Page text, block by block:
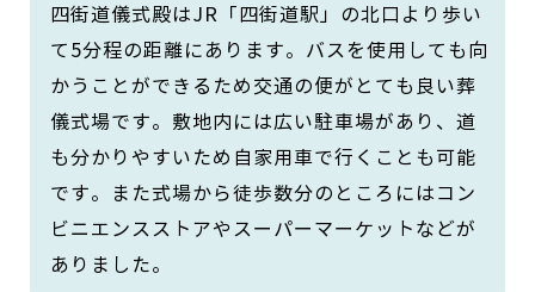
四街道儀式殿はJR「四街道駅」の北口より歩い
て5分程の距離にあります。バスを使用しても向
かうことができるため交通の便がとても良い葬
儀式場です。敷地内には広い駐車場があり、道
も分かりやすいため自家用車で行くことも可能
です。また式場から徒歩数分のところにはコン
ビニエンスストアやスーパーマーケットなどが
ありました。